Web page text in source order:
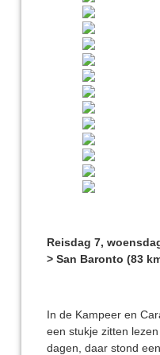
Reisdag 7,
> San Baronto (83
In de Kampeer en
een stukje zitten
dagen, daar stond